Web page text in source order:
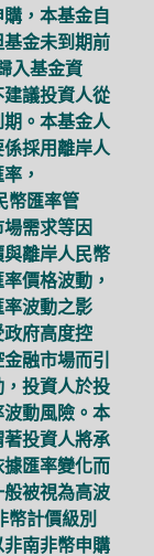
，本基金自
金未到期前
入基金資
議投資人從
。本基金人
採用離岸人
，
幣匯率管
需求等因
離岸人民幣
價格波動，
波動之影
府高度控
融市場而引
投資人於投
動風險。本
投資人將承
匯率變化而
被視為高波
幣計價級別
南非幣申購